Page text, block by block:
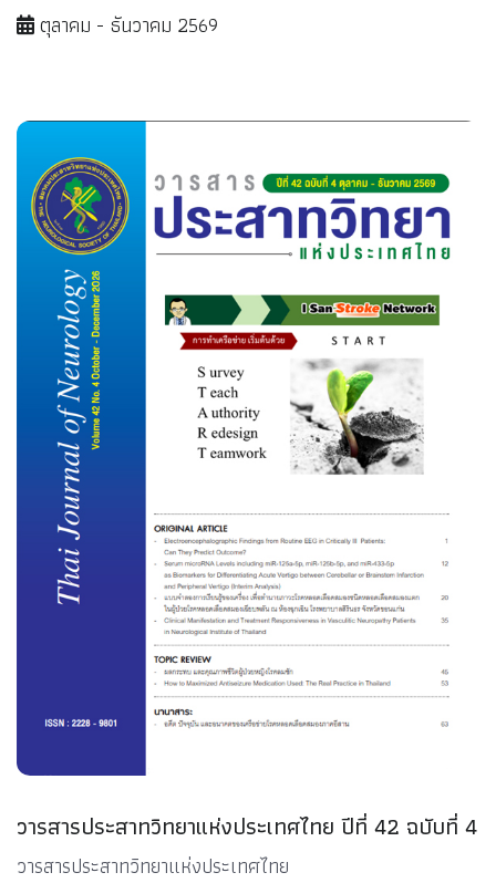
ตุลาคม - ธันวาคม 2569
วารสารประสาทวิทยาแห่งประเทศไทย ปีที่ 42 ฉบับที่ 4
วารสารประสาทวิทยาแห่งประเทศไทย